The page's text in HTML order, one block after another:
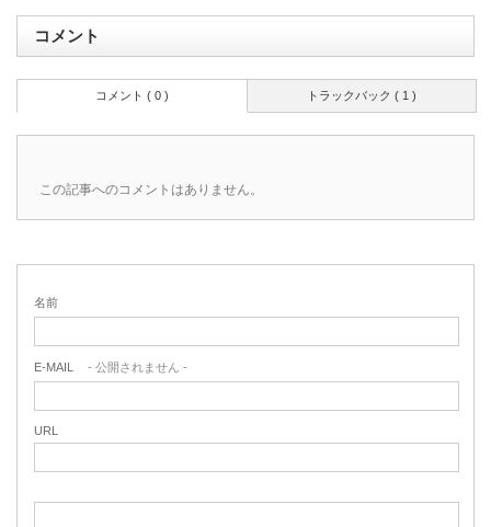
コメント
トラックバック ( 1 )
コメント ( 0 )
この記事へのコメントはありません。
名前
E-MAIL - 公開されません -
URL